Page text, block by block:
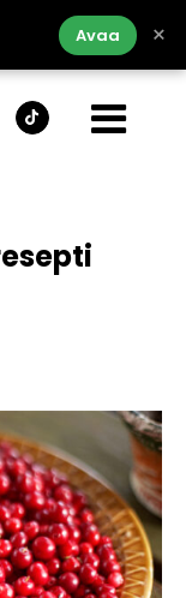
Avaa ×